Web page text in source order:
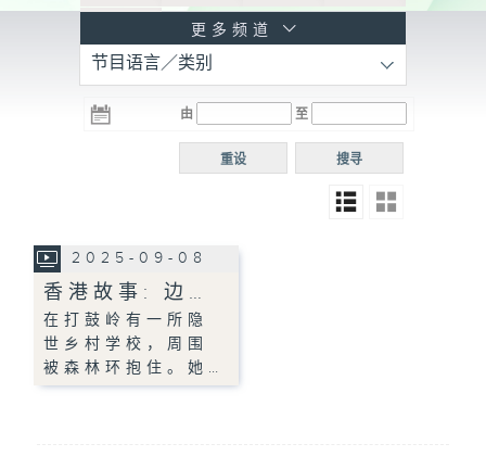
R3
电台 电台
R5
电台
普通
更多频道
节目语言／类别
由 至
搜寻
重设
2025-09-08
香港故事: 边…
在打鼓岭有一所隐
世乡村学校，周围
被森林环抱住。她…